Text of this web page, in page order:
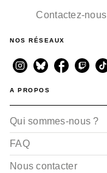
Contactez-nous
NOS RÉSEAUX
A PROPOS
Qui sommes-nous ?
FAQ
Nous contacter